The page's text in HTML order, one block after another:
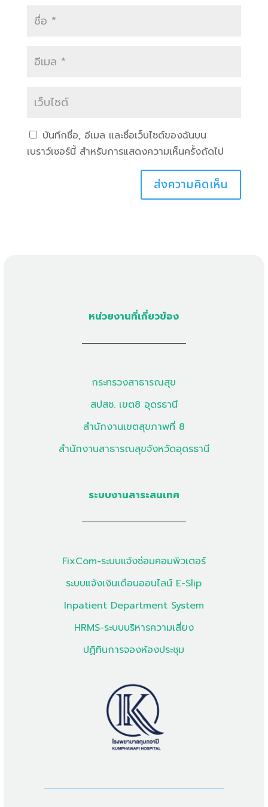
บันทึกชื่อ, อีเมล และชื่อเว็บไซต์ของฉันบน
เบราว์เซอร์นี้ สำหรับการแสดงความเห็นครั้งถัดไป
หน่วยงานที่เกี่ยวข้อง
กระทรวงสาธารณสุข
สปสช. เขต8 อุดรธานี
สำนักงานเขตสุขภาพที่ 8
สำนักงานสาธารณสุขจังหวัดอุดรธานี
ระบบงานสาระสนเทศ
FixCom-ระบบแจ้งซ่อมคอมพิวเตอร์
ระบบแจ้งเงินเดือนออนไลน์ E-Slip
Inpatient Department System
HRMS-ระบบบริหารความเสี่ยง
ปฏิทินการจองห้องประชุม